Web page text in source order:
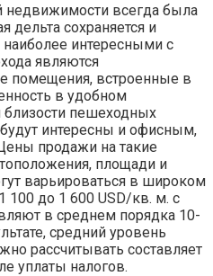
недвижимости всегда была
сохраняется и
интересными с
являются
помещения, встроенные в
в удобном
близости пешеходных
интересны и офисным,
продажи на такие
площади и
варьироваться в широком
100 до 1 600 USD/кв. м. с
в среднем порядка 10-
средний уровень
рассчитывать составляет
уплаты налогов.